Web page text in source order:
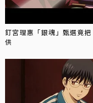
釘宮理惠「銀魂」甄選竟
供